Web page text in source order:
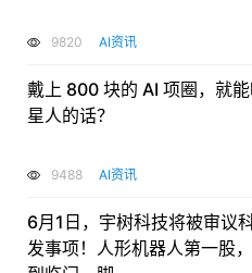
9820 AI资讯
戴上 800 块的 AI 项圈，就
星人的话？
9488 AI资讯
6月1日，宇树科技将被审议
发事项！人形机器人第一股